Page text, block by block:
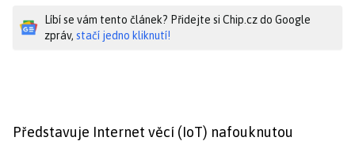
Líbí se vám tento článek? Přidejte si Chip.cz do Google
zpráv, stačí jedno kliknutí!
Představuje Internet věcí (IoT) nafouknutou